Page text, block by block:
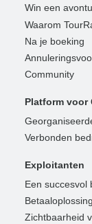
Win een
Waarom
Na je boeking
Community
Platform voor
Verbonden
Exploitanten
Een succesvol
Zichtbaarheid